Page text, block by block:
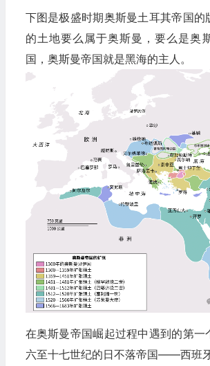
下图是极盛时期奥斯曼土耳其帝国的
的土地要么属于奥斯曼，要么是奥
国，奥斯曼帝国就是黑海的主人。
在奥斯曼帝国崛起过程中遇到的第一
六至十七世纪的日不落帝国——西班牙